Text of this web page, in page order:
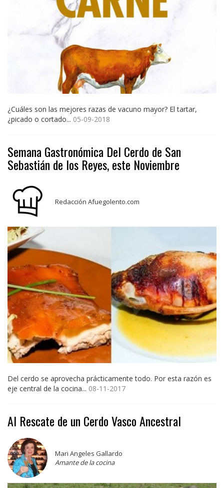
¿Cuáles son las mejores razas de vacuno mayor? El tartar,
¿picado o cortado... 05-09-2018
Semana Gastronómica Del Cerdo de San
Sebastián de los Reyes, este Noviembre
Redacción Afuegolento.com
Del cerdo se aprovecha prácticamente todo. Por esta razón es
eje central de la cocina... 08-11-2017
Al Rescate de un Cerdo Vasco Ancestral
Mari Angeles Gallardo
Amante de la cocina